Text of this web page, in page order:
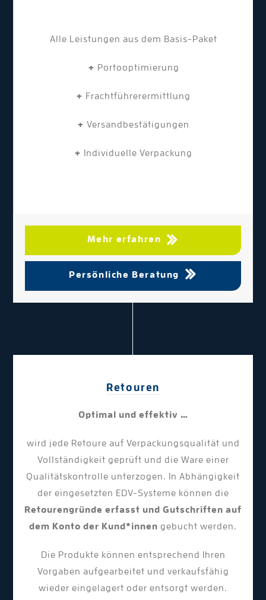
Alle Leistungen aus dem Basis-Paket
+ Portooptimierung
+ Frachtführerermittlung
+ Versandbestätigungen
+ Individuelle Verpackung
Mehr erfahren
Persönliche Beratung
Retouren
Optimal und effektiv …
wird jede Retoure auf Verpackungsqualität und
Vollständigkeit geprüft und die Ware einer
Qualitätskontrolle unterzogen. In Abhängigkeit
der eingesetzten EDV-Systeme können die
Retourengründe erfasst und Gutschriften auf
dem Konto der Kund*innen gebucht werden.
Die Produkte können entsprechend Ihren
Vorgaben aufgearbeitet und verkaufsfähig
wieder eingelagert oder entsorgt werden.